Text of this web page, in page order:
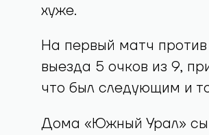
хуже.
На первый матч против
выезда 5 очков из 9,
что был следующим и
Дома «Южный Урал»